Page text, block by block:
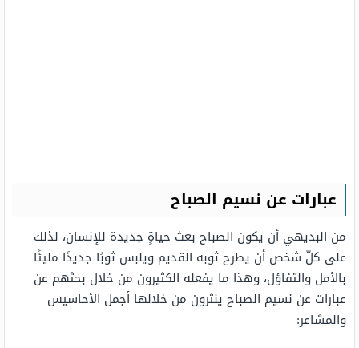
عبارات عن نسيم الصباح
من البديهي أن يكون الصباح بعث حياةٍ جديدة للإنسان، لذلك
على كلّ شخص أن يطرح ثوبه القديم ويلبس ثوبًا جديدًا مليئًا
بالأمل والتفاؤل، وهذا ما يفعله الكثيرون من خلال بحثهم عن
عبارات عن نسيم الصباح ينثرون من خلالها أجمل الأحاسيس
والمشاعر: